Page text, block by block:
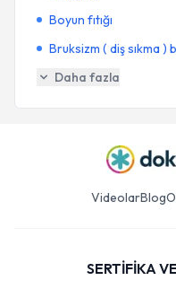
Boyun fıtığı
Bruksizm ( diş sıkma
Daha fazla
VideolarBlog
SERTİFİKA